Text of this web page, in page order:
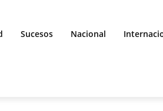
Sucesos Nacional